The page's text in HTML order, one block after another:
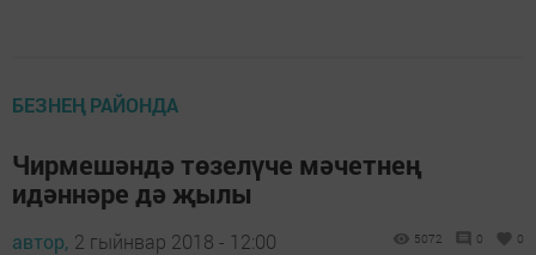
БЕЗНЕҢ РАЙОНДА
Чирмешәндә төзелүче мәчетнең
идәннәре дә җылы
автор, 2 гыйнвар 2018 - 12:00 5072 0 0